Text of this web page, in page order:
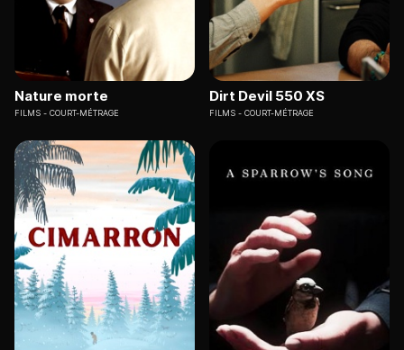
Nature morte
FILMS COURT-MÉTRAGE
Dirt Devil 550 XS
FILMS COURT-MÉTRAGE